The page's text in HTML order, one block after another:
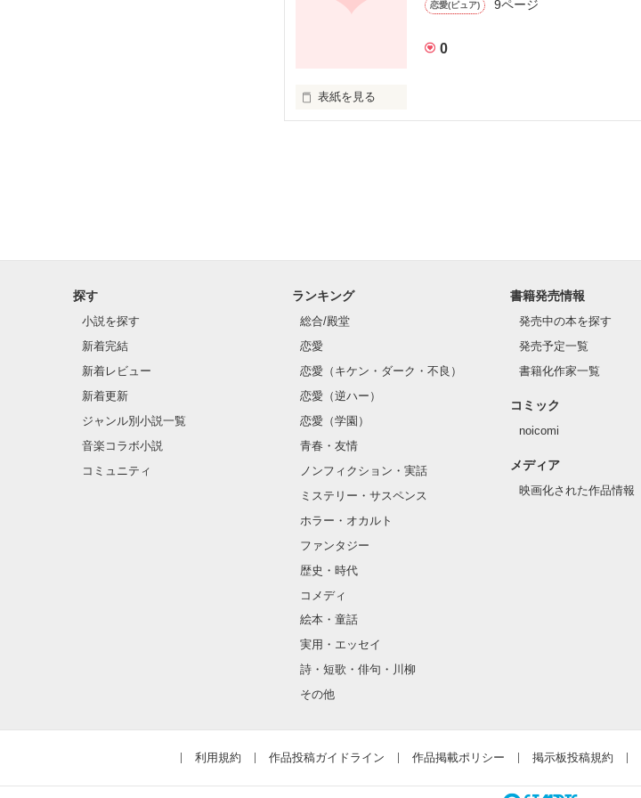
恋愛(ピュア) 9ページ
0
表紙を見る
探す
小説を探す
新着完結
新着レビュー
新着更新
ジャンル別小説一覧
音楽コラボ小説
コミュニティ
ランキング
総合/殿堂
恋愛
恋愛（キケン・ダーク・不良）
恋愛（逆ハー）
恋愛（学園）
青春・友情
ノンフィクション・実話
ミステリー・サスペンス
ホラー・オカルト
ファンタジー
歴史・時代
コメディ
絵本・童話
実用・エッセイ
詩・短歌・俳句・川柳
その他
書籍発売情報
発売中の本を探す
発売予定一覧
書籍化作家一覧
コミック
noicomi
メディア
映画化された作品情報
利用規約 作品投稿ガイドライン 作品掲載ポリシー 掲示板投稿規約